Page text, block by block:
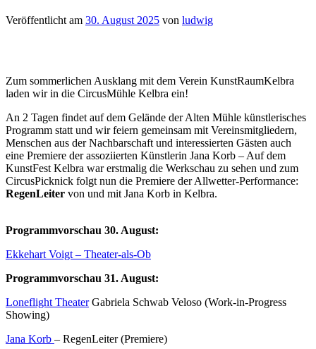
Veröffentlicht am 30. August 2025 von ludwig
Zum sommerlichen Ausklang mit dem Verein KunstRaumKelbra
laden wir in die CircusMühle Kelbra ein!
An 2 Tagen findet auf dem Gelände der Alten Mühle künstlerisches
Programm statt und wir feiern gemeinsam mit Vereinsmitgliedern,
Menschen aus der Nachbarschaft und interessierten Gästen auch
eine Premiere der assoziierten Künstlerin Jana Korb – Auf dem
KunstFest Kelbra war erstmalig die Werkschau zu sehen und zum
CircusPicknick folgt nun die Premiere der Allwetter-Performance:
RegenLeiter von und mit Jana Korb in Kelbra.
Programmvorschau 30. August:
Ekkehart Voigt – Theater-als-Ob
Programmvorschau 31. August:
Loneflight TheaterGabriela Schwab Veloso (Work-in-Progress
Showing)
Jana Korb – RegenLeiter (Premiere)